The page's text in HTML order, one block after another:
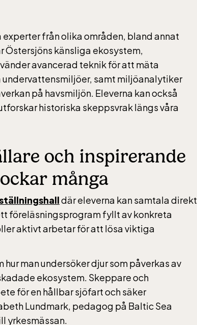
från olika områden, bland annat
Östersjöns känsliga ekosystem,
avancerad teknik för att mäta
samt miljöanalytiker
på havsmiljön. Eleverna kan också
historiska skeppsvrak längs våra
och inspirerande
många
där eleverna kan samtala direkt
föreläsningsprogram fyllt av konkreta
aktivt arbetar för att lösa viktiga
hur man undersöker djur som påverkas av
ekosystem. Skeppare och
för en hållbar sjöfart och säker
Lundmark, pedagog på Baltic Sea
yrkesmässan.